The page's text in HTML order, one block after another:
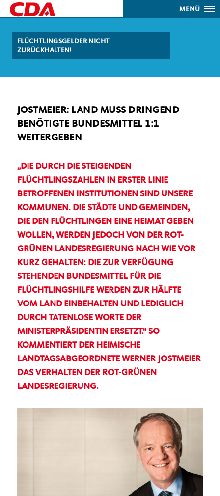
MENÜ
FLÜCHTLINGSGELDER NICHT
ZURÜCKHALTEN!
JOSTMEIER: LAND MUSS DRINGEND
BENÖTIGTE BUNDESMITTEL 1:1
WEITERGEBEN
DIE DURCH DIE STEIGENDEN
FLÜCHTLINGSZAHLEN IN ERSTER LINIE
BETROFFENEN INSTITUTIONEN SIND UNSERE
KOMMUNEN. DIE STÄDTE UND GEMEINDEN,
DIE DEN FLÜCHTLINGEN EINE HEIMAT GEBEN
WOLLEN, WERDEN JEDOCH VON DER ROT-
GRÜNEN LANDESREGIERUNG NACH WIE VOR
KURZ GEHALTEN: DIE ZUR VERFÜGUNG
STEHENDEN BUNDESMITTEL FÜR DIE
FLÜCHTLINGSHILFE WERDEN ZUR HÄLFTE
VOM LAND EINBEHALTEN UND LEDIGLICH
DURCH TATENLOSE WORTE DER
MINISTERPRÄSIDENTIN ERSETZT.“ SO
KOMMENTIERT DER HEIMISCHE
LANDTAGSABGEORDNETE WERNER JOSTMEIER
DAS VERHALTEN DER ROT-GRÜNEN
LANDESREGIERUNG.